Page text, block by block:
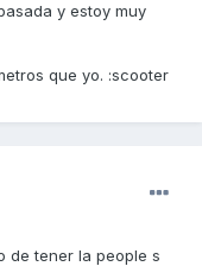
y estoy muy
que yo. :scooter
de tener la people s